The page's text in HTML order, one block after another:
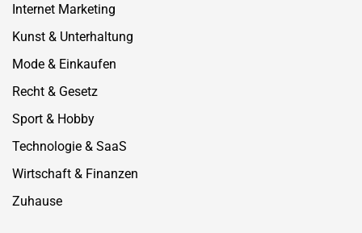
Internet Marketing
Kunst & Unterhaltung
Mode & Einkaufen
Recht & Gesetz
Sport & Hobby
Technologie & SaaS
Wirtschaft & Finanzen
Zuhause